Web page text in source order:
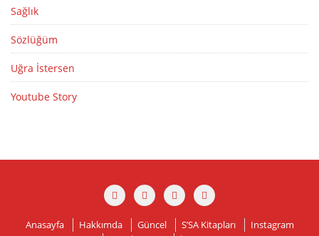
Sağlık
Sözlüğüm
Uğra İstersen
Youtube Story
Anasayfa Hakkımda Güncel S’SA Kitapları
Instagram